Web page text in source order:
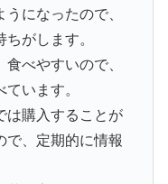
になったので、
がします。
べやすいので、
います。
は購入することが
で、定期的に情報